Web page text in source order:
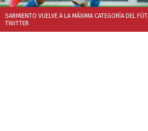
SARMIENTO VUELVE A LA MÁXIMA CATEGORÍA DEL
TWITTER